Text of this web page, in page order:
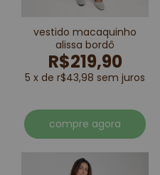
vestido macaquinho
alissa bordô
R$219,90
5 x de r$43,98 sem juros
compre agora